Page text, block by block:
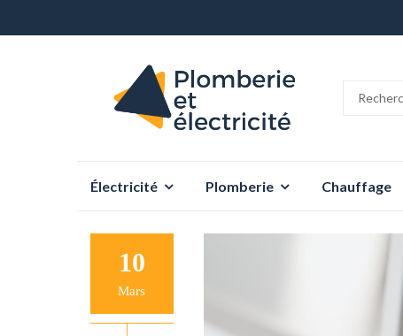
Électricité Plomberie Chauffage
10
Mars